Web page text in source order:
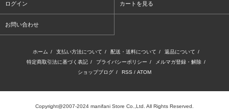
ログイン カートを見る
お問い合わせ
ホーム / 支払い方法について / 配送・送料について / 返品について /
特定商取引法に基づく表記 / プライバシーポリシー / メルマガ登録・解除 /
ショップブログ / RSS / ATOM
Copyright@2007-2024 manifani Store Co.,Ltd. All Rights Reserved.